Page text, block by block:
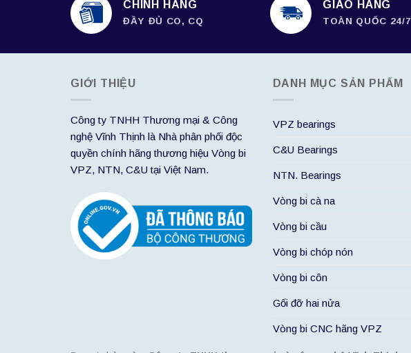
CHÍNH HÃNG
ĐẦY ĐỦ CO, CQ
GIAO HÀNG
TOÀN QUỐC 24/7
GIỚI THIỆU
Công ty TNHH Thương mại & Công
nghệ Vĩnh Thịnh là Nhà phân phối độc
quyền chính hãng thương hiệu Vòng bi
VPZ, NTN, C&U tại Việt Nam.
DANH MỤC SẢN PHẨM
VPZ bearings
C&U Bearings
NTN. Bearings
Vòng bi cà na
Vòng bi cầu
Vòng bi chóp nón
Vòng bi côn
Gối đỡ hai nửa
Vòng bi CNC hãng VPZ